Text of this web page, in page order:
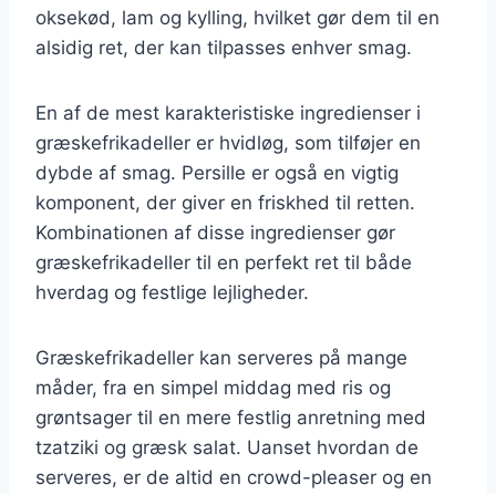
oksekød, lam og kylling, hvilket gør dem til en
alsidig ret, der kan tilpasses enhver smag.
En af de mest karakteristiske ingredienser i
græskefrikadeller er hvidløg, som tilføjer en
dybde af smag. Persille er også en vigtig
komponent, der giver en friskhed til retten.
Kombinationen af disse ingredienser gør
græskefrikadeller til en perfekt ret til både
hverdag og festlige lejligheder.
Græskefrikadeller kan serveres på mange
måder, fra en simpel middag med ris og
grøntsager til en mere festlig anretning med
tzatziki og græsk salat. Uanset hvordan de
serveres, er de altid en crowd-pleaser og en